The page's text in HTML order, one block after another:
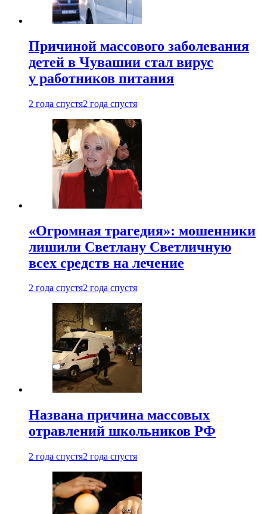
Причиной массового заболевания
детей в Чувашии стал вирус
у работников питания
2 года спустя2 года спустя
«Огромная трагедия»: мошенники
лишили Светлану Светличную
всех средств на лечение
2 года спустя2 года спустя
Названа причина массовых
отравлений школьников РФ
2 года спустя2 года спустя